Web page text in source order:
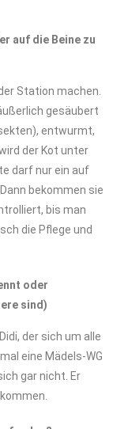
auf die Beine zu
Station machen.
gesäubert
entwurmt,
der Kot unter
darf nur ein auf
bekommen sie
bis man
die Pflege und
oder
sind)
der sich um alle
eine Mädels-WG
gar nicht. Er